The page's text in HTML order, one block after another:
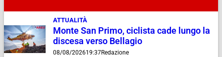
ATTUALITÀ
Monte San Primo, ciclista cade lungo la
discesa verso Bellagio
08/08/202619:37Redazione